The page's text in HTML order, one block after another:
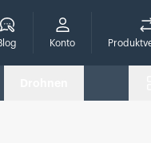
Konto